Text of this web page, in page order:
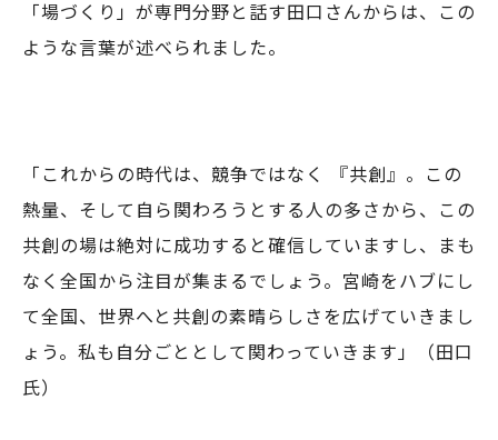
「場づくり」が専門分野と話す田口さんからは、この
ような言葉が述べられました。
「これからの時代は、競争ではなく 『共創』。この
熱量、そして自ら関わろうとする人の多さから、この
共創の場は絶対に成功すると確信していますし、まも
なく全国から注目が集まるでしょう。宮崎をハブにし
て全国、世界へと共創の素晴らしさを広げていきまし
ょう。私も自分ごととして関わっていきます」（田口
氏）